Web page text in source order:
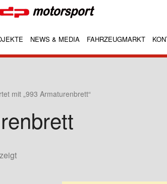
NEWS & MEDIA FAHRZEUGMARKT
mit „993 Armaturenbrett“